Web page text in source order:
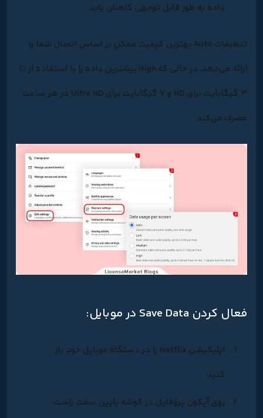
داده به طور قابل توجهی کاهش یابد.
تنظیمات Auto بهترین کیفیت ممکن بر اساس اتصال شما را
ارائه می‌دهد، در حالی که High بیشترین داده را با استفاده از تا
3 گیگابایت برای HD و 7 گیگابایت برای Ultra HD در هر ساعت
مصرف می‌کند.
فعال کردن Save Data در موبایل:
اپلیکیشن Netflix را در دستگاه موبایل خود باز
کنید.
روی آیکون پروفایل در گوشه پایین سمت راست